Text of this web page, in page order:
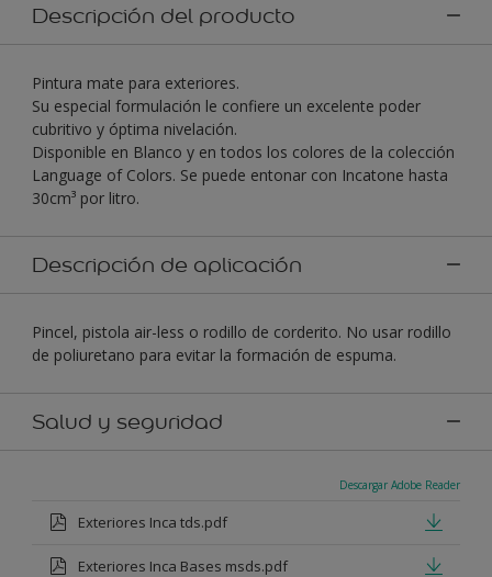
Descripción del producto
Pintura mate para exteriores.
Su especial formulación le confiere un excelente poder
cubritivo y óptima nivelación.
Disponible en Blanco y en todos los colores de la colección
Language of Colors. Se puede entonar con Incatone hasta
30cm³ por litro.
Descripción de aplicación
Pincel, pistola air-less o rodillo de corderito. No usar rodillo
de poliuretano para evitar la formación de espuma.
Salud y seguridad
Descargar Adobe Reader
Exteriores Inca tds.pdf
Exteriores Inca Bases msds.pdf